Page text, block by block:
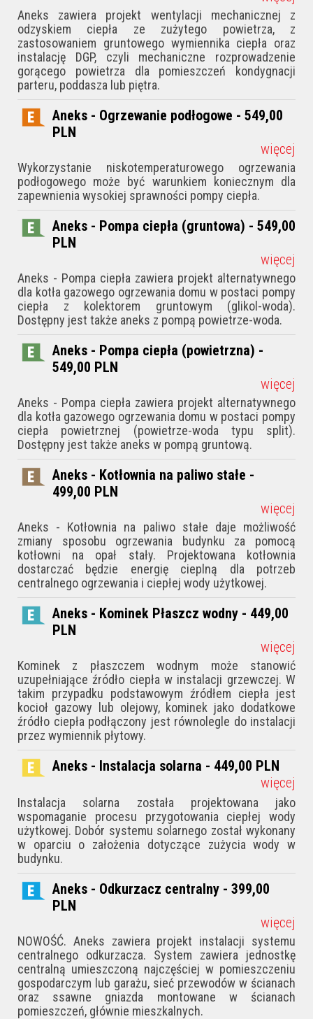
Aneks zawiera projekt wentylacji mechanicznej z
odzyskiem ciepła ze zużytego powietrza, z
zastosowaniem gruntowego wymiennika ciepła oraz
instalację DGP, czyli mechaniczne rozprowadzenie
gorącego powietrza dla pomieszczeń kondygnacji
parteru, poddasza lub piętra.
Aneks - Ogrzewanie podłogowe - 549,00
PLN
więcej
Wykorzystanie niskotemperaturowego ogrzewania
podłogowego może być warunkiem koniecznym dla
zapewnienia wysokiej sprawności pompy ciepła.
Aneks - Pompa ciepła (gruntowa) - 549,00
PLN
więcej
Aneks - Pompa ciepła zawiera projekt alternatywnego
dla kotła gazowego ogrzewania domu w postaci pompy
ciepła z kolektorem gruntowym (glikol-woda).
Dostępny jest także aneks z pompą powietrze-woda.
Aneks - Pompa ciepła (powietrzna) -
549,00 PLN
więcej
Aneks - Pompa ciepła zawiera projekt alternatywnego
dla kotła gazowego ogrzewania domu w postaci pompy
ciepła powietrznej (powietrze-woda typu split).
Dostępny jest także aneks w pompą gruntową.
Aneks - Kotłownia na paliwo stałe -
499,00 PLN
więcej
Aneks - Kotłownia na paliwo stałe daje możliwość
zmiany sposobu ogrzewania budynku za pomocą
kotłowni na opał stały. Projektowana kotłownia
dostarczać będzie energię cieplną dla potrzeb
centralnego ogrzewania i ciepłej wody użytkowej.
Aneks - Kominek Płaszcz wodny - 449,00
PLN
więcej
Kominek z płaszczem wodnym może stanowić
uzupełniające źródło ciepła w instalacji grzewczej. W
takim przypadku podstawowym źródłem ciepła jest
kocioł gazowy lub olejowy, kominek jako dodatkowe
źródło ciepła podłączony jest równolegle do instalacji
przez wymiennik płytowy.
Aneks - Instalacja solarna - 449,00 PLN
więcej
Instalacja solarna została projektowana jako
wspomaganie procesu przygotowania ciepłej wody
użytkowej. Dobór systemu solarnego został wykonany
w oparciu o założenia dotyczące zużycia wody w
budynku.
Aneks - Odkurzacz centralny - 399,00
PLN
więcej
NOWOŚĆ. Aneks zawiera projekt instalacji systemu
centralnego odkurzacza. System zawiera jednostkę
centralną umieszczoną najczęściej w pomieszczeniu
gospodarczym lub garażu, sieć przewodów w ścianach
oraz ssawne gniazda montowane w ścianach
pomieszczeń, głównie mieszkalnych.